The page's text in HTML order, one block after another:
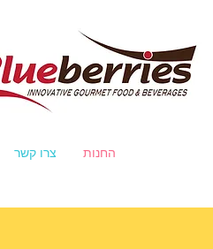
צרו קשר החנות